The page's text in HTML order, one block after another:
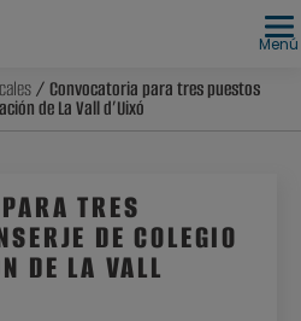
Menú
/ Convocatoria para tres puestos
de La Vall d’Uixó
TRES
DE COLEGIO
DE LA VALL